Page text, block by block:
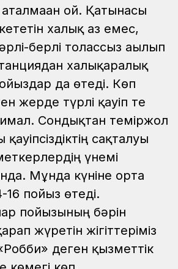
ғой. Қатынасы
халық аз емес,
берлі толассыз ағылып
халықаралық
да өтеді. Көп
жерде түрлі қауіп те
Сондықтан теміржол
қауіпсіздіктің сақталуы
үнемі
Мұнда күніне орта
16 пойыз өтеді.
пойызының бәрін
жүретін жігіттеріміз
деген қызметтік